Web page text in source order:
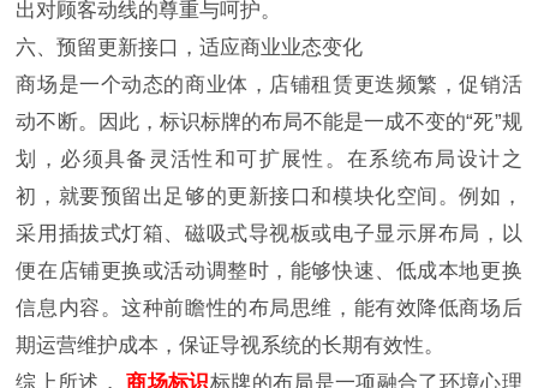
出对顾客动线的尊重与呵护。
六、预留更新接口，适应商业业态变化
商场是一个动态的商业体，店铺租赁更迭频繁，促销活
动不断。因此，标识标牌的布局不能是一成不变的“死”规
划，必须具备灵活性和可扩展性。在系统布局设计之
初，就要预留出足够的更新接口和模块化空间。例如，
采用插拔式灯箱、磁吸式导视板或电子显示屏布局，以
便在店铺更换或活动调整时，能够快速、低成本地更换
信息内容。这种前瞻性的布局思维，能有效降低商场后
期运营维护成本，保证导视系统的长期有效性。
综上所述，商场标识标牌的布局是一项融合了环境心理